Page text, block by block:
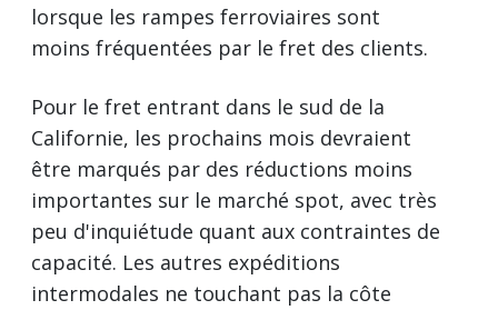
lorsque les rampes ferroviaires sont
moins fréquentées par le fret des clients.
Pour le fret entrant dans le sud de la
Californie, les prochains mois devraient
être marqués par des réductions moins
importantes sur le marché spot, avec très
peu d'inquiétude quant aux contraintes de
capacité. Les autres expéditions
intermodales ne touchant pas la côte